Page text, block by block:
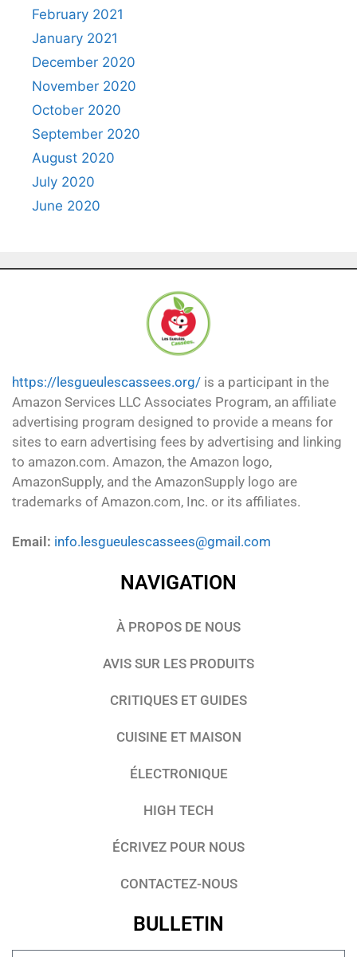
February 2021
January 2021
December 2020
November 2020
October 2020
September 2020
August 2020
July 2020
June 2020
https://lesgueulescassees.org/ is a participant in the
Amazon Services LLC Associates Program, an affiliate
advertising program designed to provide a means for
sites to earn advertising fees by advertising and linking
to amazon.com. Amazon, the Amazon logo,
AmazonSupply, and the AmazonSupply logo are
trademarks of Amazon.com, Inc. or its affiliates.
Email: info.lesgueulescassees@gmail.com
NAVIGATION
À PROPOS DE NOUS
AVIS SUR LES PRODUITS
CRITIQUES ET GUIDES
CUISINE ET MAISON
ÉLECTRONIQUE
HIGH TECH
ÉCRIVEZ POUR NOUS
CONTACTEZ-NOUS
BULLETIN